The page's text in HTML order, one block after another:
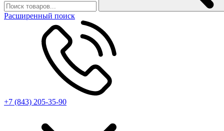
Расширенный поиск
+7 (843) 205-35-90